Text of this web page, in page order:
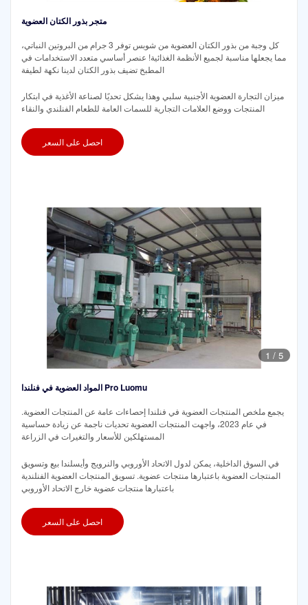
متجر بذور الكتان العضوية
كل وجبة من بذور الكتان العضوية من شوبس توفر 3 جرام من البروتين النباتي،
مما يجعلها مناسبة لجميع الأنظمة الغذائية! عنصر أساسي متعدد الاستخدامات في
المطبخ تضيف بذور الكتان لدينا نكهة لطيفة
ميزان التجارة العضوية الأجنبية سلبي وهذا يشكل تحديًا لصناعة الأغذية في ابتكار
المنتجات ووضع العلامات التجارية للسمات العامة للطعام الفنلندي والنقاء
احصل على السعر
1 / 5
المواد العضوية في فنلندا Pro Luomu
يجمع ملخص المنتجات العضوية في فنلندا إحصاءات عامة عن المنتجات العضوية.
في عام 2023، واجهت المنتجات العضوية تحديات ناجمة عن زيادة حساسية
المستهلكين للأسعار والتغيرات في الزراعة
في السوق الداخلية، يمكن لدول الاتحاد الأوروبي والنرويج وأيسلندا بيع وتسويق
المنتجات العضوية باعتبارها منتجات عضوية. تسويق المنتجات العضوية الفنلندية
باعتبارها منتجات عضوية خارج الاتحاد الأوروبي
احصل على السعر